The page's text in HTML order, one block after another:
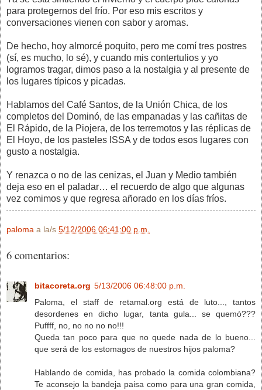
para protegernos del frío. Por eso mis escritos y
conversaciones vienen con sabor y aromas.
De hecho, hoy almorcé poquito, pero me comí tres postres
(sí, es mucho, lo sé), y cuando mis contertulios y yo
logramos tragar, dimos paso a la nostalgia y al presente de
los lugares típicos y picadas.
Hablamos del Café Santos, de la Unión Chica, de los
completos del Dominó, de las empanadas y las cañitas de
El Rápido, de la Piojera, de los terremotos y las réplicas de
El Hoyo, de los pasteles ISSA y de todos esos lugares con
gusto a nostalgia.
Y renazca o no de las cenizas, el Juan y Medio también
deja eso en el paladar… el recuerdo de algo que algunas
vez comimos y que regresa añorado en los días fríos.
paloma a la/s 5/12/2006 06:41:00 p.m.
6 comentarios:
bitacoreta.org 5/13/2006 06:48:00 p.m.
Paloma, el staff de retamal.org está de luto..., tantos
desordenes en dicho lugar, tanta gula... se quemó???
Puffff, no, no no no no!!!
Queda tan poco para que no quede nada de lo bueno...
que será de los estomagos de nuestros hijos paloma?
Hablando de comida, has probado la comida colombiana?
Te aconsejo la bandeja paisa como para una gran comida,